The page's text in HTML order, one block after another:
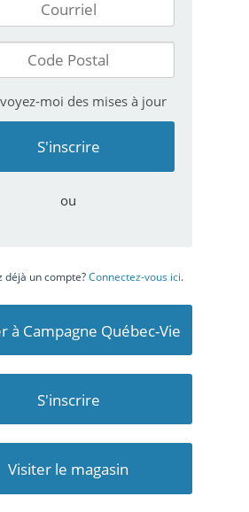
moi des mises à jour
ou
déjà un compte?Connectez-vous ici.
à Campagne Québec-Vie
S'inscrire
Visiter le magasin